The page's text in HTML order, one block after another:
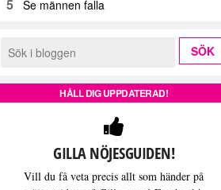
5 Se männen falla
HÅLL DIG UPPDATERAD!
GILLA NÖJESGUIDEN!
Vill du få veta precis allt som händer på